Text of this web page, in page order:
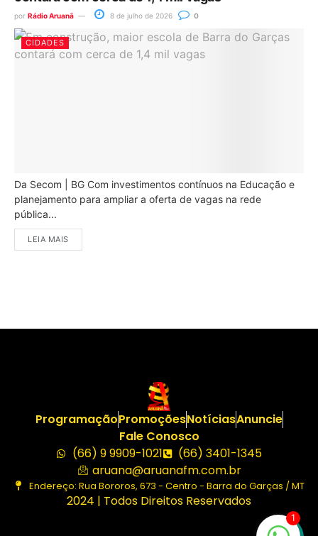
por Rádio Aruanã 8 de julho de 2026 0
CIDADES
Da Secom | BG Com investimentos contínuos na Educação e
planejamento para ampliar a oferta de vagas na rede
pública...
LEIA MAIS
ProgramaçãoPromoçõesNotíciasAnuncie
Fale Conosco
(66) 9 9909-1021
(66) 3401-1345
aruana@aruanafm.com.br
Endereço: Rua Bororos, 673 - Centro - Barra do Garças / MT
2024 | Todos Direitos Reservados
1